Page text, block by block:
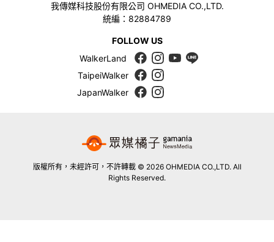
我傳媒科技股份有限公司 OHMEDIA CO.,LTD.
統編：82884789
FOLLOW US
WalkerLand
TaipeiWalker
JapanWalker
版權所有，未經許可，不許轉載 © 2026 OHMEDIA CO.,LTD. All
Rights Reserved.